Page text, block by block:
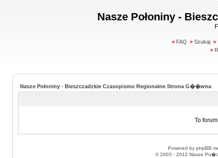
Nasze Połoniny -
» FAQ » Szukaj »
»
Nasze Połoniny - Bieszczadzkie Czasopismo Regionalne Strona G��wna
To
Powered by phpBB
© 2003 - 2012 Nasze